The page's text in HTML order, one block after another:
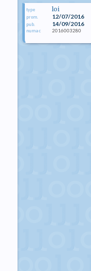
type loi
prom. 12/07/2016
pub. 14/09/2016
numac 2016003280